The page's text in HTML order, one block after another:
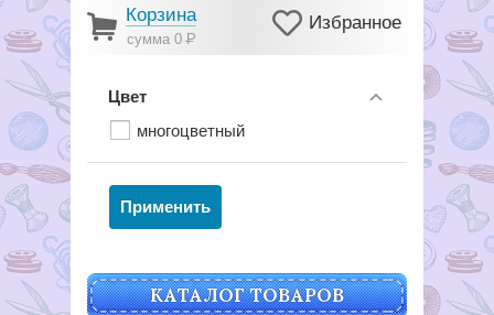
Корзина
сумма 0Р
Избранное
Цвет
многоцветный
КАТАЛОГ ТОВАРОВ